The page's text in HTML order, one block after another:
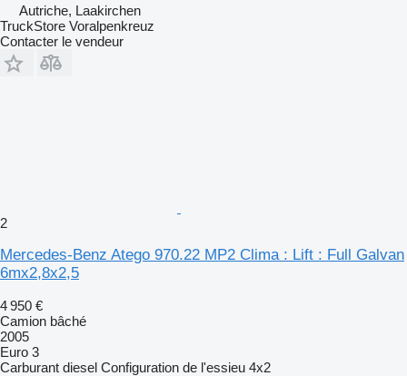
Autriche, Laakirchen
TruckStore Voralpenkreuz
Contacter le vendeur
2
Mercedes-Benz Atego 970.22 MP2 Clima : Lift : Full Galvan
6mx2,8x2,5
4 950 €
Camion bâché
2005
Euro 3
Carburant diesel Configuration de l'essieu 4x2